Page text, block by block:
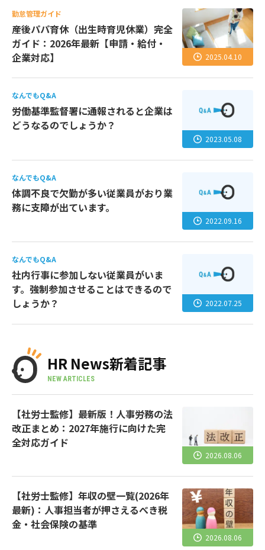
勤怠管理ガイド
産後パパ育休（出生時育児休業）完全
ガイド：2026年最新【申請・給付・
企業対応】
2025.04.10
なんでもQ&A
労働基準監督署に通報されると企業は
どうなるのでしょうか？
2023.05.08
なんでもQ&A
体調不良で欠勤が多い従業員がおり業
務に支障が出ています。
2022.09.16
なんでもQ&A
社内行事に参加しない従業員がいま
す。強制参加させることはできるので
しょうか？
2022.07.25
HR News新着記事
NEW ARTICLES
【社労士監修】最新版！人事労務の法
改正まとめ：2027年施行に向けた完
全対応ガイド
2026.08.06
【社労士監修】年収の壁一覧(2026年
最新)：人事担当者が押さえるべき税
金・社会保険の基準
2026.08.06